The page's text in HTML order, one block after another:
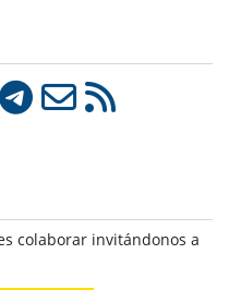
colaborar invitándonos a